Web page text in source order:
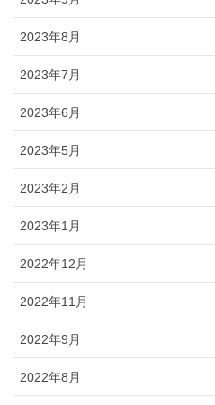
2023年8月
2023年7月
2023年6月
2023年5月
2023年2月
2023年1月
2022年12月
2022年11月
2022年9月
2022年8月